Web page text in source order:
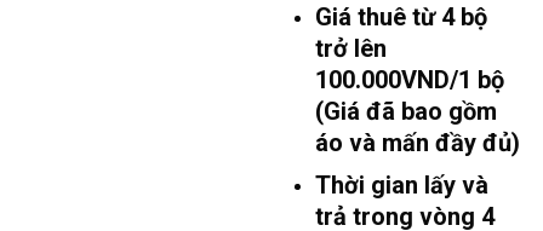
Giá thuê từ 4 bộ
trở lên
100.000VND/1 bộ
(Giá đã bao gồm
áo và mấn đầy đủ)
Thời gian lấy và
trả trong vòng 4